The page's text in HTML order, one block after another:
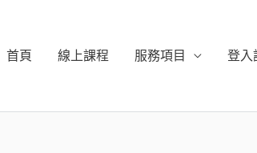
首頁 線上課程 服務項目 登入